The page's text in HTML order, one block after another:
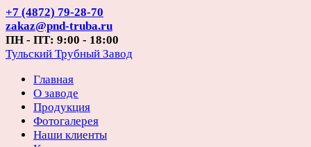
Перейти
к
содержанию
+7 (4872) 79-28-70
zakaz@pnd-truba.ru
ПН - ПТ: 9:00 - 18:00
Тульский Трубный Завод
Главная
О заводе
Продукция
Фотогалерея
Наши клиенты